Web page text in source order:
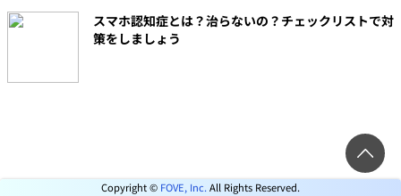
スマホ認知症とは？治らないの？チェックリストで対
策をしましょう
Copyright © FOVE, Inc.All Rights Reserved.